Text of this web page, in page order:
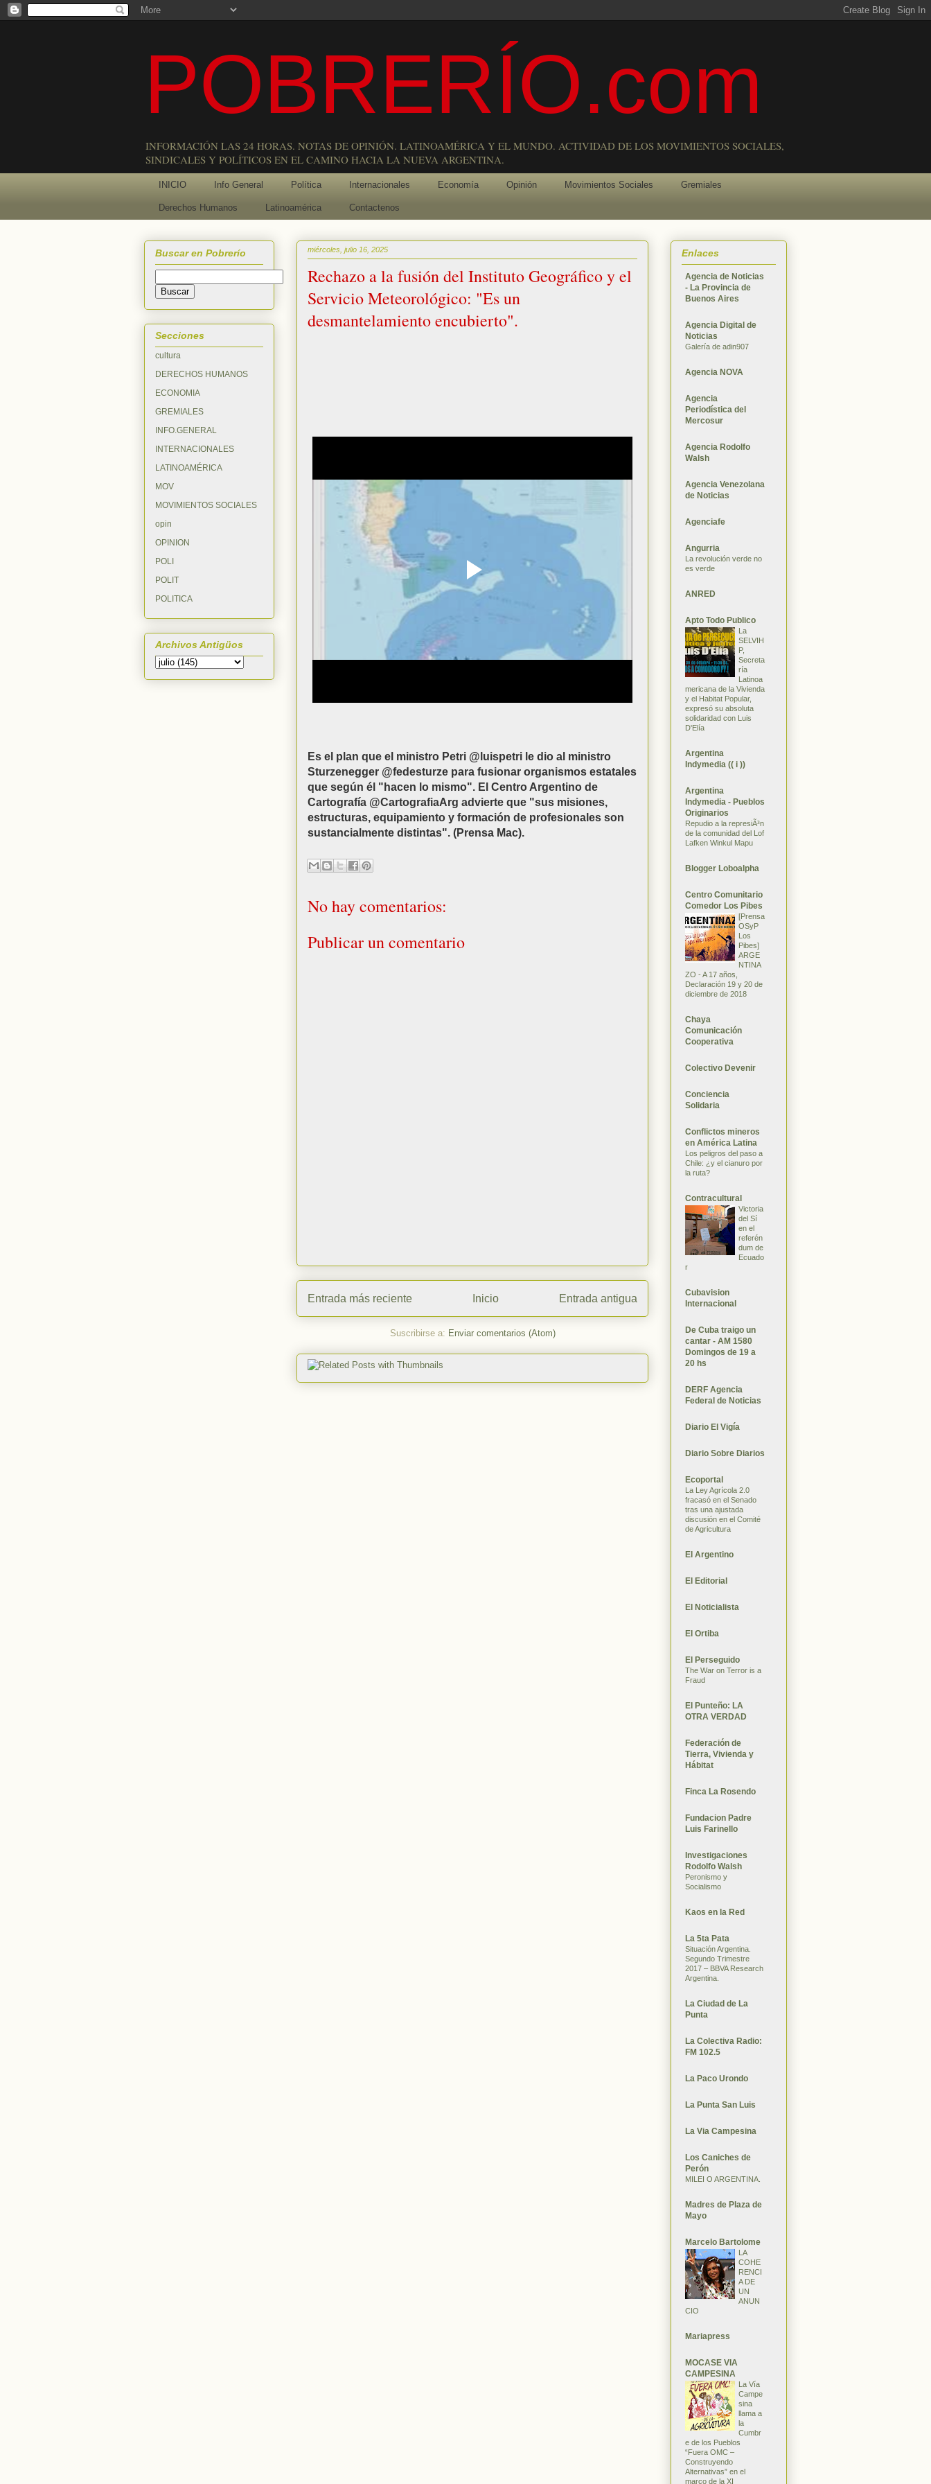
POBRERÍO.com
INFORMACIÓN LAS 24 HORAS. NOTAS DE OPINIÓN. LATINOAMÉRICA Y EL MUNDO. ACTIVIDAD DE LOS MOVIMIENTOS SOCIALES,
SINDICALES Y POLÍTICOS EN EL CAMINO HACIA LA NUEVA ARGENTINA.
INICIO Info General Política Internacionales Economía Opinión Movimientos Sociales Gremiales
Derechos Humanos Latinoamérica Contactenos
miércoles, julio 16, 2025
Rechazo a la fusión del Instituto Geográfico y el
Servicio Meteorológico: "Es un
desmantelamiento encubierto".
Es el plan que el ministro Petri @luispetri le dio al ministro
Sturzenegger @fedesturze para fusionar organismos estatales
que según él "hacen lo mismo". El Centro Argentino de
Cartografía @CartografiaArg advierte que "sus misiones,
estructuras, equipamiento y formación de profesionales son
sustancialmente distintas". (Prensa Mac).
No hay comentarios:
Publicar un comentario
Entrada más reciente Entrada antigua
Inicio
Suscribirse a: Enviar comentarios (Atom)
Buscar en Pobrerío
Secciones
cultura
DERECHOS HUMANOS
ECONOMIA
GREMIALES
INFO.GENERAL
INTERNACIONALES
LATINOAMÉRICA
MOV
MOVIMIENTOS SOCIALES
opin
OPINION
POLI
POLIT
POLITICA
Archivos Antigüos
Enlaces
Agencia de Noticias
- La Provincia de
Buenos Aires
Agencia Digital de
Noticias
Galería de adin907
Agencia NOVA
Agencia
Periodística del
Mercosur
Agencia Rodolfo
Walsh
Agencia Venezolana
de Noticias
Agenciafe
Angurria
La revolución verde no
es verde
ANRED
Apto Todo Publico
La
SELVIH
P,
Secreta
ría
Latinoa
mericana de la Vivienda
y el Habitat Popular,
expresó su absoluta
solidaridad con Luis
D'Elía
Argentina
Indymedia (( i ))
Argentina
Indymedia - Pueblos
Originarios
Repudio a la represiÃ³n
de la comunidad del Lof
Lafken Winkul Mapu
Blogger Loboalpha
Centro Comunitario
Comedor Los Pibes
[Prensa
OSyP
Los
Pibes]
ARGE
NTINA
ZO - A 17 años,
Declaración 19 y 20 de
diciembre de 2018
Chaya
Comunicación
Cooperativa
Colectivo Devenir
Conciencia
Solidaria
Conflictos mineros
en América Latina
Los peligros del paso a
Chile: ¿y el cianuro por
la ruta?
Contracultural
Victoria
del Sí
en el
referén
dum de
Ecuado
r
Cubavision
Internacional
De Cuba traigo un
cantar - AM 1580
Domingos de 19 a
20 hs
DERF Agencia
Federal de Noticias
Diario El Vigía
Diario Sobre Diarios
Ecoportal
La Ley Agrícola 2.0
fracasó en el Senado
tras una ajustada
discusión en el Comité
de Agricultura
El Argentino
El Editorial
El Noticialista
El Ortiba
El Perseguido
The War on Terror is a
Fraud
El Punteño: LA
OTRA VERDAD
Federación de
Tierra, Vivienda y
Hábitat
Finca La Rosendo
Fundacion Padre
Luis Farinello
Investigaciones
Rodolfo Walsh
Peronismo y
Socialismo
Kaos en la Red
La 5ta Pata
Situación Argentina.
Segundo Trimestre
2017 – BBVA Research
Argentina.
La Ciudad de La
Punta
La Colectiva Radio:
FM 102.5
La Paco Urondo
La Punta San Luis
La Via Campesina
Los Caniches de
Perón
MILEI O ARGENTINA.
Madres de Plaza de
Mayo
Marcelo Bartolome
LA
COHE
RENCI
A DE
UN
ANUN
CIO
Mariapress
MOCASE VIA
CAMPESINA
La Vía
Campe
sina
llama a
la
Cumbr
e de los Pueblos
“Fuera OMC –
Construyendo
Alternativas” en el
marco de la XI